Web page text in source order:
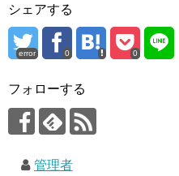
シェアする
error 0 0
フォローする
管理者